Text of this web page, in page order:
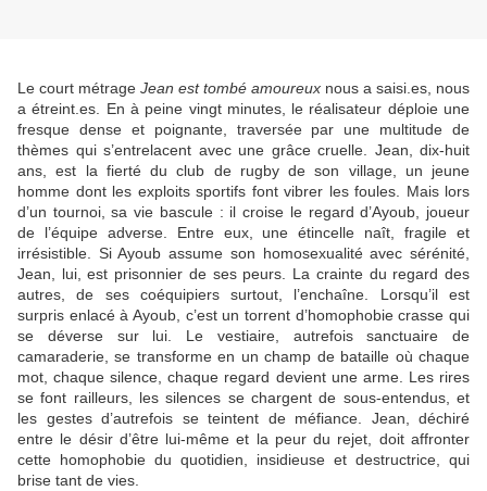
Le court métrage Jean est tombé amoureux nous a saisi.es, nous
a étreint.es. En à peine vingt minutes, le réalisateur déploie une
fresque dense et poignante, traversée par une multitude de
thèmes qui s’entrelacent avec une grâce cruelle. Jean, dix-huit
ans, est la fierté du club de rugby de son village, un jeune
homme dont les exploits sportifs font vibrer les foules. Mais lors
d’un tournoi, sa vie bascule : il croise le regard d’Ayoub, joueur
de l’équipe adverse. Entre eux, une étincelle naît, fragile et
irrésistible. Si Ayoub assume son homosexualité avec sérénité,
Jean, lui, est prisonnier de ses peurs. La crainte du regard des
autres, de ses coéquipiers surtout, l’enchaîne. Lorsqu’il est
surpris enlacé à Ayoub, c’est un torrent d’homophobie crasse qui
se déverse sur lui. Le vestiaire, autrefois sanctuaire de
camaraderie, se transforme en un champ de bataille où chaque
mot, chaque silence, chaque regard devient une arme. Les rires
se font railleurs, les silences se chargent de sous-entendus, et
les gestes d’autrefois se teintent de méfiance. Jean, déchiré
entre le désir d’être lui-même et la peur du rejet, doit affronter
cette homophobie du quotidien, insidieuse et destructrice, qui
brise tant de vies.